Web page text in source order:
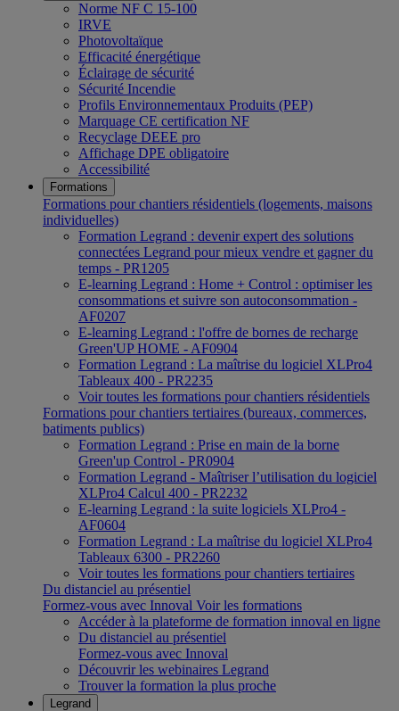
Norme NF C 15-100
IRVE
Photovoltaïque
Efficacité énergétique
Éclairage de sécurité
Sécurité Incendie
Profils Environnementaux Produits (PEP)
Marquage CE certification NF
Recyclage DEEE pro
Affichage DPE obligatoire
Accessibilité
Formations
Formations pour chantiers résidentiels (logements, maisons
individuelles)
Formation Legrand : devenir expert des solutions
connectées Legrand pour mieux vendre et gagner du
temps - PR1205
E-learning Legrand : Home + Control : optimiser les
consommations et suivre son autoconsommation -
AF0207
E-learning Legrand : l'offre de bornes de recharge
Green'UP HOME - AF0904
Formation Legrand : La maîtrise du logiciel XLPro4
Tableaux 400 - PR2235
Voir toutes les formations pour chantiers résidentiels
Formations pour chantiers tertiaires (bureaux, commerces,
batiments publics)
Formation Legrand : Prise en main de la borne
Green'up Control - PR0904
Formation Legrand - Maîtriser l’utilisation du logiciel
XLPro4 Calcul 400 - PR2232
E-learning Legrand : la suite logiciels XLPro4 -
AF0604
Formation Legrand : La maîtrise du logiciel XLPro4
Tableaux 6300 - PR2260
Voir toutes les formations pour chantiers tertiaires
Du distanciel au présentiel
Formez-vous avec Innoval Voir les formations
Accéder à la plateforme de formation innoval en ligne
Du distanciel au présentiel
Formez-vous avec Innoval
Découvrir les webinaires Legrand
Trouver la formation la plus proche
Legrand